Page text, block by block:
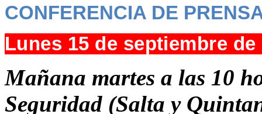
CONFERENCIA DE
Lunes 15 de septiembre de
Mañana martes a las 10
Seguridad (Salta y